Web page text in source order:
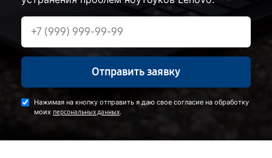
Отправить заявку
Нажимая на кнопку отправить я даю свое согласие на обработку
моих персональных данных.